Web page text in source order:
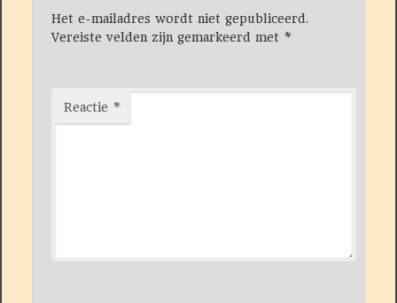
Het e-mailadres wordt niet gepubliceerd.
Vereiste velden zijn gemarkeerd met *
Reactie *